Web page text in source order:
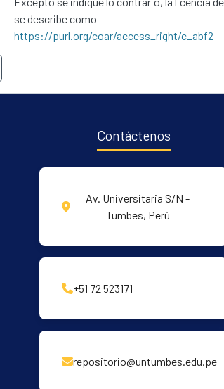
se describe como
https://purl.org/coar/access_right/c_abf2
Contáctenos
Av. Universitaria S/N -
Tumbes, Perú
+51 72 523171
repositorio@untumbes.edu.pe